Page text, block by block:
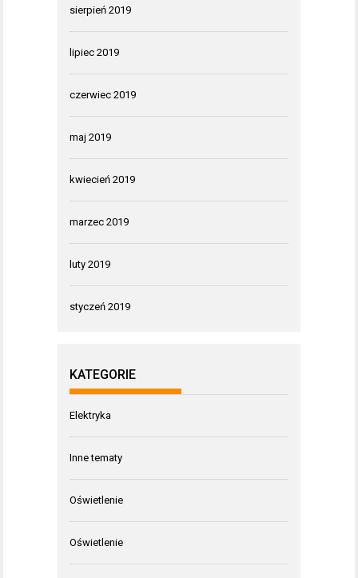
sierpień 2019
lipiec 2019
czerwiec 2019
maj 2019
kwiecień 2019
marzec 2019
luty 2019
styczeń 2019
KATEGORIE
Elektryka
Inne tematy
Oświetlenie
Oświetlenie